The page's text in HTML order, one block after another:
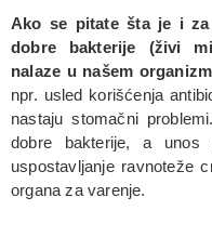
Ako se pitate šta je i
dobre bakterije (živi
nalaze u našem
npr. usled korišćenja
nastaju stomačni
dobre bakterije, a unos
uspostavljanje ravnoteže
organa za varenje.